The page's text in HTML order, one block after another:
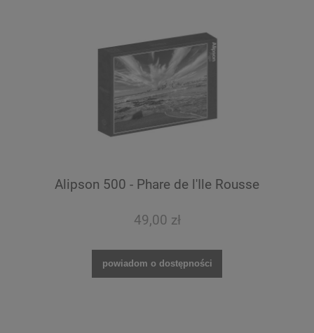
Alipson 500 - Phare de l'Ile Rousse
49,00 zł
powiadom o dostępności